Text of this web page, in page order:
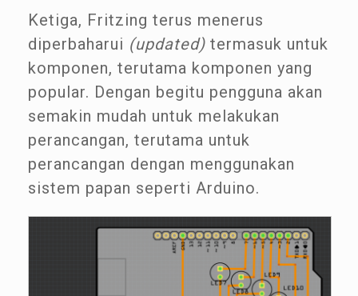
Ketiga, Fritzing terus menerus
diperbaharui (updated) termasuk untuk
komponen, terutama komponen yang
popular. Dengan begitu pengguna akan
semakin mudah untuk melakukan
perancangan, terutama untuk
perancangan dengan menggunakan
sistem papan seperti Arduino.